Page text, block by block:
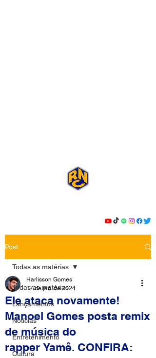
Post
Todas as matérias
Lançamentos
Notícias
Entretenimento
Cultura
Todas as matérias
Ele ataca novamente!
Manoel Gomes posta remix
de música do
rapper Yamê. CONFIRA:
Harlisson Gomes
17 de jan. de 2024